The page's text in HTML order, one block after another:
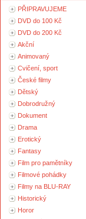
PŘIPRAVUJEME
DVD do 100 Kč
DVD do 200 Kč
Akční
Animovaný
Cvičení, sport
České filmy
Dětský
Dobrodružný
Dokument
Drama
Erotický
Fantasy
Film pro pamětníky
Filmové pohádky
Filmy na BLU-RAY
Historický
Horor